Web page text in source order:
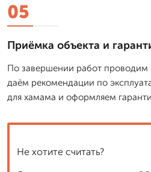
05
Приёмка объекта и
По завершении работ проводим
даём рекомендации по
для хамама и оформляем
Не хотите считать?